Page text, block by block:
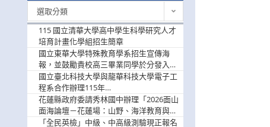
選取分類
115 國立清華大學高中學生科學研究人才
培育計畫化學組招生簡章
國立東華大學特殊教育學系招生宣傳海
報，並鼓勵貴校高三畢業同學於分發入學
階段踴躍選填。
國立臺北科技大學與龍華科技大學電子工
程系合作辦理115年
「115.08.10~08.12「AI賦能應用於智慧半
導體研習營」，歡迎學生踴躍報名參加
花蓮縣政府委請秀林國中辦理「2026面山
面海論壇－花蓮場：山野、海洋教育與戶
外安全實務課程」，歡迎踴躍報名參加
「全民英檢」中級、中高級測驗現正報名